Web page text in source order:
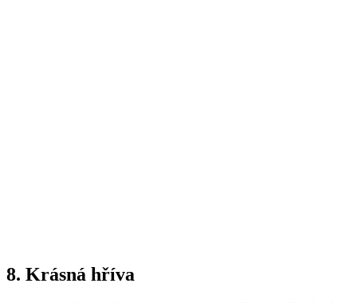
8. Krásná hříva